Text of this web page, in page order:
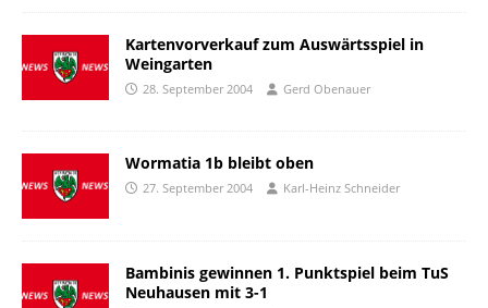
Kartenvorverkauf zum Auswärtsspiel in
Weingarten
28. September 2004 Gerd Obenauer
Wormatia 1b bleibt oben
27. September 2004 Karl-Heinz Schneider
Bambinis gewinnen 1. Punktspiel beim TuS
Neuhausen mit 3-1